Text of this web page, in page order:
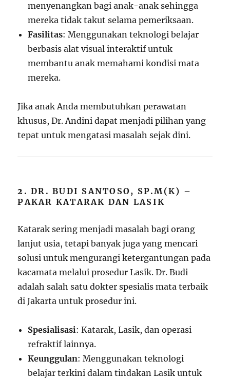
menyenangkan bagi anak-anak sehingga
mereka tidak takut selama pemeriksaan.
Fasilitas: Menggunakan teknologi belajar
berbasis alat visual interaktif untuk
membantu anak memahami kondisi mata
mereka.
Jika anak Anda membutuhkan perawatan
khusus, Dr. Andini dapat menjadi pilihan yang
tepat untuk mengatasi masalah sejak dini.
2.DR. BUDI SANTOSO, SP.M(K) –
PAKAR KATARAK DAN LASIK
Katarak sering menjadi masalah bagi orang
lanjut usia, tetapi banyak juga yang mencari
solusi untuk mengurangi ketergantungan pada
kacamata melalui prosedur Lasik. Dr. Budi
adalah salah satu dokter spesialis mata terbaik
di Jakarta untuk prosedur ini.
Spesialisasi: Katarak, Lasik, dan operasi
refraktif lainnya.
Keunggulan: Menggunakan teknologi
belajar terkini dalam tindakan Lasik untuk